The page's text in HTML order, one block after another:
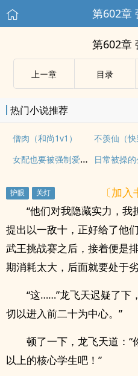
第602章
第602章
上ー章 目录
热门小说推荐
僧肉（和尚1v1）
女配也要被强制爱吗(末世 nph)
〔加入
“他们对我隐藏实力，
提出以一敌十，正好给了他
武王挑战赛之后，接着便是
期消耗太大，后面就要处于
“这……”龙飞天迟疑了下
切以进入前二十为中心。”
顿了一下，龙飞天道：
以上的核心学生吧！”